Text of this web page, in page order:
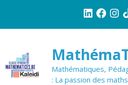
contenu
LinkedInFacebook
Mathématiques,
: La passion des